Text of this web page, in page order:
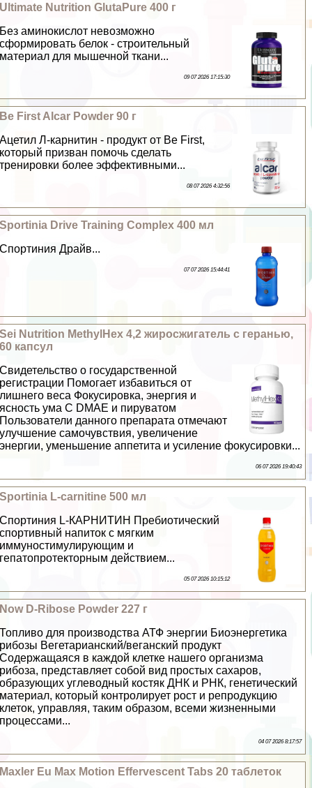
Ultimate Nutrition GlutaPure 400 г
Без аминокислот невозможно
сформировать белок - строительный
материал для мышечной ткани...
09 07 2026 17:15:30
Be First Alcar Powder 90 г
Ацетил Л-карнитин - продукт от Be First,
который призван помочь сделать
тренировки более эффективными...
08 07 2026 4:32:56
Sportinia Drive Training Complex 400 мл
Спортиния Драйв...
07 07 2026 15:44:41
Sei Nutrition MethylHex 4,2 жиросжигатель с геранью,
60 капсул
Свидетельство о государственной
регистрации Помогает избавиться от
лишнего веса Фокусировка, энергия и
ясность ума С DMAE и пируватом
Пользователи данного препарата отмечают
улучшение самочувствия, увеличение
энергии, уменьшение аппетита и усиление фокусировки...
06 07 2026 19:40:43
Sportinia L-carnitine 500 мл
Спортиния L-КАРНИТИН Пребиотический
спортивный напиток с мягким
иммуностимулирующим и
гепатопротекторным действием...
05 07 2026 10:15:12
Now D-Ribose Powder 227 г
Топливо для производства АТФ энергии Биоэнергетика
рибозы Вегетарианский/веганский продукт
Содержащаяся в каждой клетке нашего организма
рибоза, представляет собой вид простых сахаров,
образующих углеводный костяк ДНК и РНК, генетический
материал, который контролирует рост и репродукцию
клеток, управляя, таким образом, всеми жизненными
процессами...
04 07 2026 8:17:57
Maxler Eu Max Motion Effervescent Tabs 20 таблеток